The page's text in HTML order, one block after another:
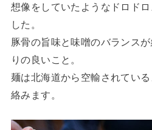
想像をしていたようなドロド
した。
豚骨の旨味と味噌のバランス
りの良いこと。
麺は北海道から空輸されてい
絡みます。